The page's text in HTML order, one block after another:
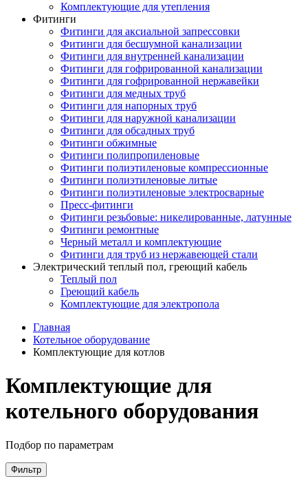
Комплектующие для утепления
Фитинги
Фитинги для аксиальной запрессовки
Фитинги для бесшумной канализации
Фитинги для внутренней канализации
Фитинги для гофрированной канализации
Фитинги для гофрированной нержавейки
Фитинги для медных труб
Фитинги для напорных труб
Фитинги для наружной канализации
Фитинги для обсадных труб
Фитинги обжимные
Фитинги полипропиленовые
Фитинги полиэтиленовые компрессионные
Фитинги полиэтиленовые литые
Фитинги полиэтиленовые электросварные
Пресс-фитинги
Фитинги резьбовые: никелированные, латунные
Фитинги ремонтные
Черный металл и комплектующие
Фитинги для труб из нержавеющей стали
Электрический теплый пол, греющий кабель
Теплый пол
Греющий кабель
Комплектующие для электропола
Главная
Котельное оборудование
Комплектующие для котлов
Комплектующие для
котельного оборудования
Подбор по параметрам
Фильтр